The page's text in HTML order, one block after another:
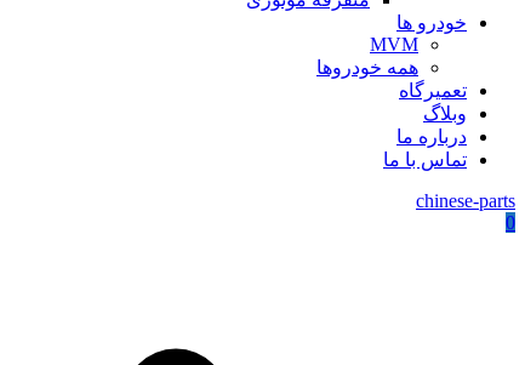
خودرو ها
MVM
همه خودروها
تعمیرگاه
وبلاگ
درباره ما
تماس با ما
chinese-parts
0